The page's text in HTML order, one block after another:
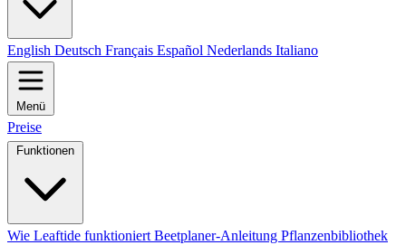
English Deutsch Français Español Nederlands Italiano
Menü
Preise
Funktionen
Wie Leaftide funktioniert Beetplaner-Anleitung Pflanzenbibliothek